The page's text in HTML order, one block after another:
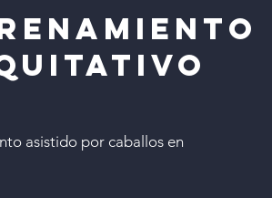
asistido por caballos en